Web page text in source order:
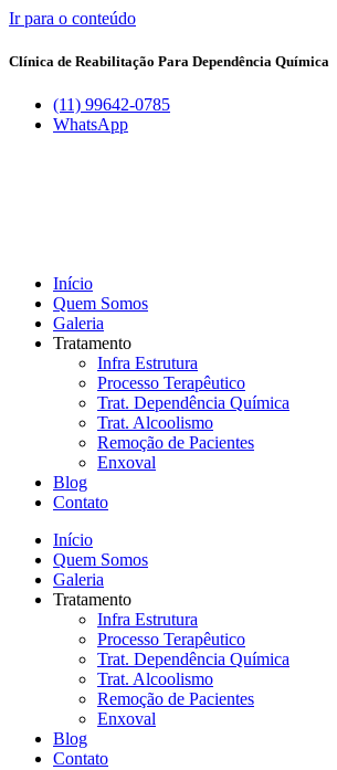
Ir para o conteúdo
Clínica de Reabilitação Para Dependência Química
(11) 99642-0785
WhatsApp
Início
Quem Somos
Galeria
Tratamento
Infra Estrutura
Processo Terapêutico
Trat. Dependência Química
Trat. Alcoolismo
Remoção de Pacientes
Enxoval
Blog
Contato
Início
Quem Somos
Galeria
Tratamento
Infra Estrutura
Processo Terapêutico
Trat. Dependência Química
Trat. Alcoolismo
Remoção de Pacientes
Enxoval
Blog
Contato